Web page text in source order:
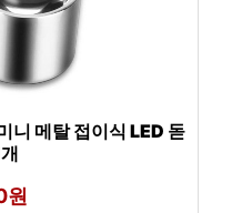
니 메탈 접이식 LED 돋
원